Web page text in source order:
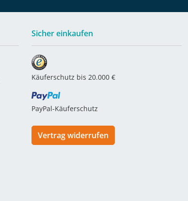
Sicher einkaufen
Käuferschutz bis 20.000 €
PayPal-Käuferschutz
Vertrag widerrufen